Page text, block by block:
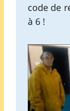
code de
à 6 !